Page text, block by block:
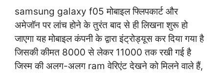
samsung galaxy f05 मोबाइल फ्लिपकार्ट और
अमेजॉन पर लांच होने के तुरंत बाद से ही लिखना शुरू हो
जाएगा यह मोबाइल कंपनी के द्वारा इंट्रोड्यूस कर दिया गया है
जिसकी कीमत 8000 से लेकर 11000 तक रखी गई है
जिस्म की अलग-अलग ram वेरिएंट देखने को मिलने वाले हैं,